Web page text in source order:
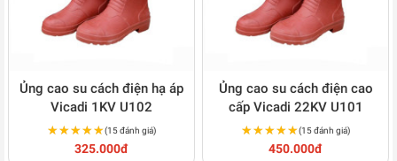
Ủng cao su cách điện hạ áp
Vicadi 1KV U102
★★★★★
★★★★★(15 đánh giá)
325.000đ
Ủng cao su cách điện cao
cấp Vicadi 22KV U101
★★★★★
★★★★★(15 đánh giá)
450.000đ